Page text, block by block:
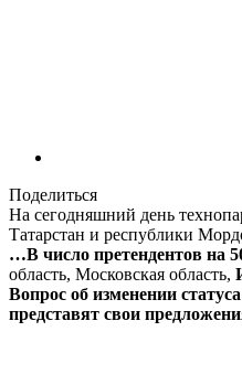
Поделиться
На сегодняшний день
Татарстан и республики
…В число претендентов на
область, Московская область,
Вопрос об изменении
представят свои